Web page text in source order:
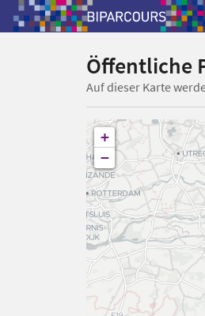
Öffentliche
Auf dieser Karte
+
−